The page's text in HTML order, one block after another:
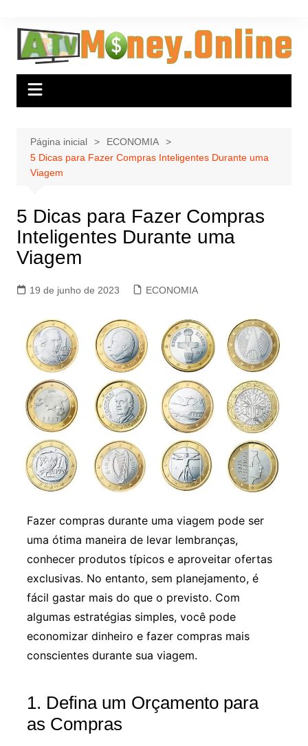
para
conteúdo
Página inicial
ECONOMIA
5 Dicas para Fazer Compras Inteligentes Durante uma
Viagem
5 Dicas para Fazer Compras
Inteligentes Durante uma
Viagem
19 de junho de 2023 ECONOMIA
Fazer compras durante uma viagem pode ser
uma ótima maneira de levar lembranças,
conhecer produtos típicos e aproveitar ofertas
exclusivas. No entanto, sem planejamento, é
fácil gastar mais do que o previsto. Com
algumas estratégias simples, você pode
economizar dinheiro e fazer compras mais
conscientes durante sua viagem.
1. Defina um Orçamento para
as Compras